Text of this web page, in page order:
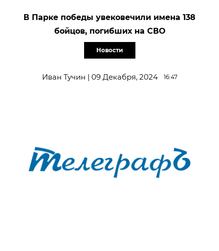
В Парке победы увековечили имена 138
бойцов, погибших на СВО
Новости
Иван Тучин | 09 Декабря, 2024 16:47